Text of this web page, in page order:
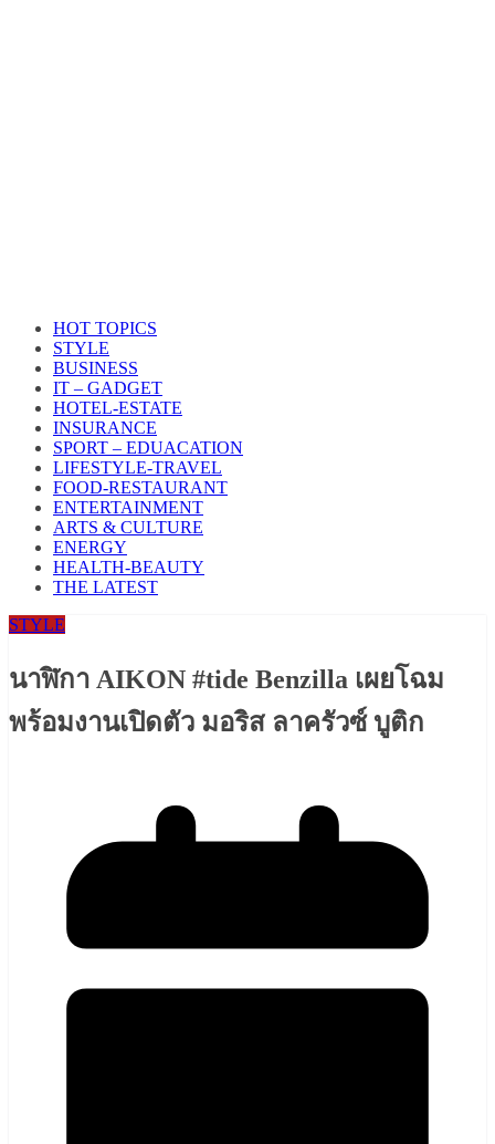
HOT TOPICS
STYLE
BUSINESS
IT – GADGET
HOTEL-ESTATE
INSURANCE
SPORT – EDUACATION
LIFESTYLE​-TRAVEL​
FOOD-RESTAURANT
ENTERTAINMENT
ARTS & CULTURE
ENERGY
HEALTH​-BEAUTY
THE LATEST
STYLE
นาฬิกา AIKON #tide Benzilla เผยโฉม
พร้อมงานเปิดตัว มอริส ลาครัวซ์ บูติก